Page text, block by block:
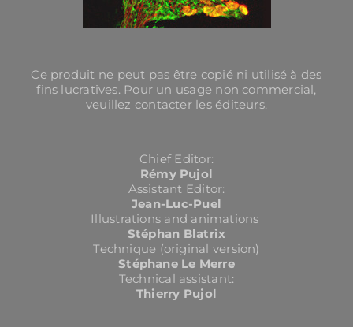
Ce produit ne peut pas être copié ni utilisé à des
fins lucratives. Pour un usage non commercial,
veuillez contacter les éditeurs.
Chief Editor:
Rémy Pujol
Assistant Editor:
Jean-Luc-Puel
Illustrations and animations
Stéphan Blatrix
Technique (original version)
Stéphane Le Merre
Technical assistant:
Thierry Pujol